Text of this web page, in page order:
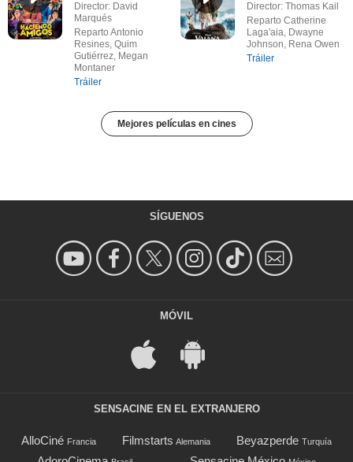
Director: David
Marqués
Reparto Antonio
Resines, Quim
Gutiérrez, Megan
Montaner
Tráiler
Director: Thomas Kail
Reparto Catherine
Laga'aia, Dwayne
Johnson, Rena Owen
Tráiler
Mejores películas en cines
SÍGUENOS
MÓVIL
SENSACINE EN EL EXTRANJERO
AlloCiné Francia Filmstarts Alemania Beyazperde Turquía